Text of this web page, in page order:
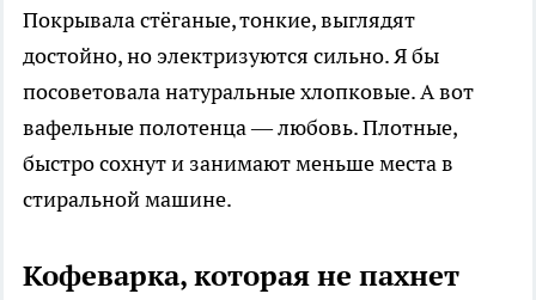
Покрывала стёганые, тонкие, выглядят
достойно, но электризуются сильно. Я бы
посоветовала натуральные хлопковые. А вот
вафельные полотенца — любовь. Плотные,
быстро сохнут и занимают меньше места в
стиральной машине.
Кофеварка, которая не пахнет